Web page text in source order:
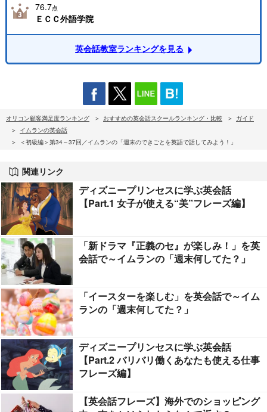
76.7点
ＥＣＣ外語学院
英会話教室ランキングを見る
オリコン顧客満足度ランキング おすすめの英会話スクールランキング・比較
ガイド
イムランの英会話
＜初級編＞第34～37回／イムランの「週末のできごとを英語で話してみよう！」
関連リンク
ディズニープリンセスに学ぶ英会話
【Part.1 女子が使える“美”フレーズ編】
「新ドラマ『正義のセ』が楽しみ！」を英
会話で～イムランの「週末何してた？」
「イースターを楽しむ」を英会話で～イム
ランの「週末何してた？」
ディズニープリンセスに学ぶ英会話
【Part.2 バリバリ働くあなたも使える仕事
フレーズ編】
【英会話フレーズ】海外でのショッピング